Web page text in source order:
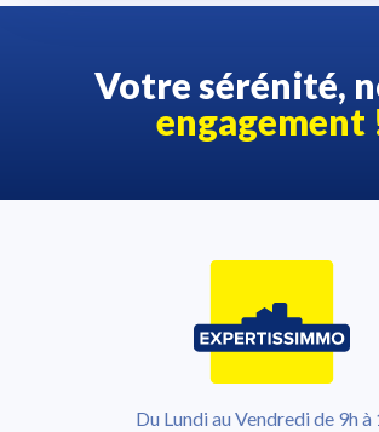
Votre sérénité,
engagement
Du Lundi au Vendredi de 9h à